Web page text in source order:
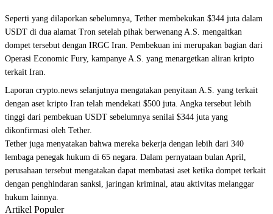
Seperti yang dilaporkan sebelumnya, Tether membekukan $344 juta dalam
USDT di dua alamat Tron setelah pihak berwenang A.S. mengaitkan
dompet tersebut dengan IRGC Iran. Pembekuan ini merupakan bagian dari
Operasi Economic Fury, kampanye A.S. yang menargetkan aliran kripto
terkait Iran.
Laporan crypto.news selanjutnya mengatakan penyitaan A.S. yang terkait
dengan aset kripto Iran telah mendekati $500 juta. Angka tersebut lebih
tinggi dari pembekuan USDT sebelumnya senilai $344 juta yang
dikonfirmasi oleh Tether.
Tether juga menyatakan bahwa mereka bekerja dengan lebih dari 340
lembaga penegak hukum di 65 negara. Dalam pernyataan bulan April,
perusahaan tersebut mengatakan dapat membatasi aset ketika dompet terkait
dengan penghindaran sanksi, jaringan kriminal, atau aktivitas melanggar
hukum lainnya.
Artikel Populer